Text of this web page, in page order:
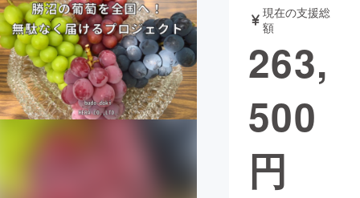
アート・写真 音楽
テクノロジー・ガジェット ゲーム・サ
映像・映画
現在の支援総
額
263,
500
円